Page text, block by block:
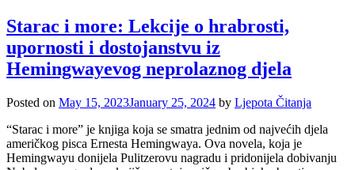
Starac i more: Lekcije o hrabrosti,
upornosti i dostojanstvu iz
Hemingwayevog neprolaznog djela
Posted on May 15, 2023January 25, 2024 by Ljepota Čitanja
“Starac i more” je knjiga koja se smatra jednim od najvećih djela
američkog pisca Ernesta Hemingwaya. Ova novela, koja je
Hemingwayu donijela Pulitzerovu nagradu i pridonijela dobivanju